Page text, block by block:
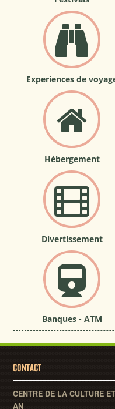
Experiences de
Hébergement
Divertissement
Banques - ATM
CONTACT
CENTRE DE LA CULTURE
AN